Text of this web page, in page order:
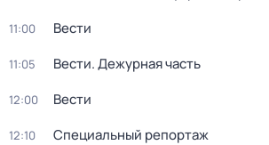
11:00 Вести
11:05 Вести. Дежурная часть
12:00 Вести
12:10 Специальный репортаж